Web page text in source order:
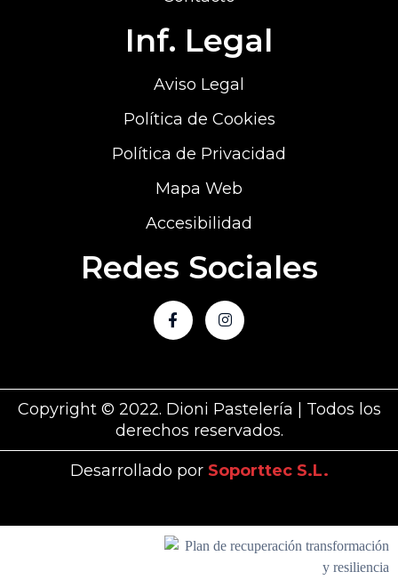
Inf. Legal
Aviso Legal
Política de Cookies
Política de Privacidad
Mapa Web
Accesibilidad
Redes Sociales
Copyright © 2022. Dioni Pastelería | Todos los
derechos reservados.
Desarrollado por Soporttec S.L.